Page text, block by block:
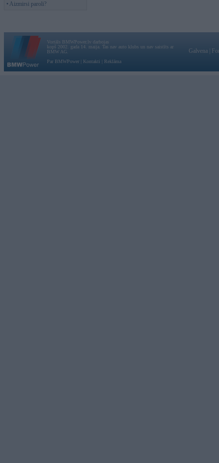
• Aizmirsi paroli?
Vortāls BMWPower.lv darbojas
kopš 2002. gada 14. maija. Tas nav auto klubs un nav saistīts ar
BMW AG.
Par BMWPower
Kontakti Reklāma
Galvena